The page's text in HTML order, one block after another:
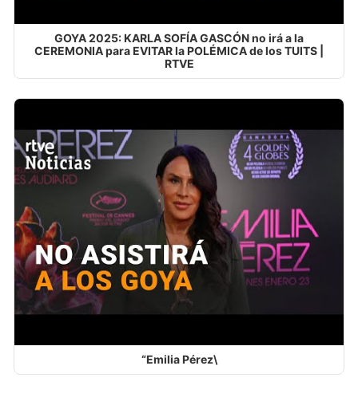
GOYA 2025: KARLA SOFÍA GASCÓN no irá a la
CEREMONIA para EVITAR la POLÉMICA de los TUITS |
RTVE
“Emilia Pérez\